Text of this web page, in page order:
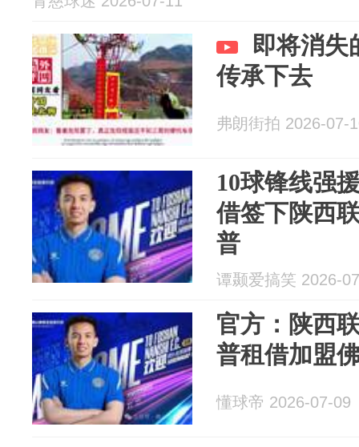
即将消失
传承下去
弗朗街拍 2026-07-
10球锋线强
借签下陕西
普
谭颞爱搞笑 2026-
官方：陕西
普租借加盟
懂球帝 2026-07-09